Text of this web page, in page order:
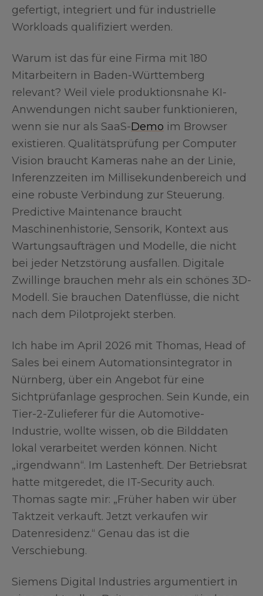
gefertigt, integriert und für industrielle
Workloads qualifiziert werden.
Warum ist das für eine Firma mit 180
Mitarbeitern in Baden-Württemberg
relevant? Weil viele produktionsnahe KI-
Anwendungen nicht sauber funktionieren,
wenn sie nur als SaaS-Demo im Browser
existieren. Qualitätsprüfung per Computer
Vision braucht Kameras nahe an der Linie,
Inferenzzeiten im Millisekundenbereich und
eine robuste Verbindung zur Steuerung.
Predictive Maintenance braucht
Maschinenhistorie, Sensorik, Kontext aus
Wartungsaufträgen und Modelle, die nicht
bei jeder Netzstörung ausfallen. Digitale
Zwillinge brauchen mehr als ein schönes 3D-
Modell. Sie brauchen Datenflüsse, die nicht
nach dem Pilotprojekt sterben.
Ich habe im April 2026 mit Thomas, Head of
Sales bei einem Automationsintegrator in
Nürnberg, über ein Angebot für eine
Sichtprüfanlage gesprochen. Sein Kunde, ein
Tier-2-Zulieferer für die Automotive-
Industrie, wollte wissen, ob die Bilddaten
lokal verarbeitet werden können. Nicht
„irgendwann“. Im Lastenheft. Der Betriebsrat
hatte mitgeredet, die IT-Security auch.
Thomas sagte mir: „Früher haben wir über
Taktzeit verkauft. Jetzt verkaufen wir
Datenresidenz.“ Genau das ist die
Verschiebung.
Siemens Digital Industries argumentiert in